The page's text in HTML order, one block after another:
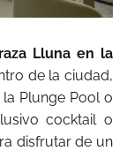
Lluna en la
de la ciudad,
Plunge Pool o
cocktail o
disfrutar de un